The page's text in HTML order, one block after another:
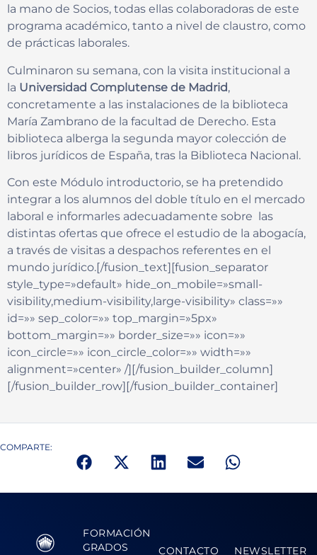
la mano de Socios, todas ellas colaboradoras de este
programa académico, tanto a nivel de claustro, como
de prácticas laborales.
Culminaron su semana, con la visita institucional a
la Universidad Complutense de Madrid,
concretamente a las instalaciones de la biblioteca
María Zambrano de la facultad de Derecho. Esta
biblioteca alberga la segunda mayor colección de
libros jurídicos de España, tras la Biblioteca Nacional.
Con este Módulo introductorio, se ha pretendido
integrar a los alumnos del doble título en el mercado
laboral e informarles adecuadamente sobre las
distintas ofertas que ofrece el estudio de la abogacía,
a través de visitas a despachos referentes en el
mundo jurídico.[/fusion_text][fusion_separator
style_type=»default» hide_on_mobile=»small-
visibility,medium-visibility,large-visibility» class=»»
id=»» sep_color=»» top_margin=»5px»
bottom_margin=»» border_size=»» icon=»»
icon_circle=»» icon_circle_color=»» width=»»
alignment=»center» /][/fusion_builder_column]
[/fusion_builder_row][/fusion_builder_container]
COMPARTE:
FORMACIÓN
GRADOS
CONTACTO NEWSLETTER